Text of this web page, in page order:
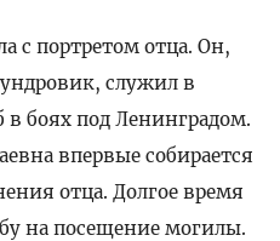
с портретом отца. Он,
служил в
в боях под Ленинградом.
впервые собирается
отца. Долгое время
на посещение могилы.